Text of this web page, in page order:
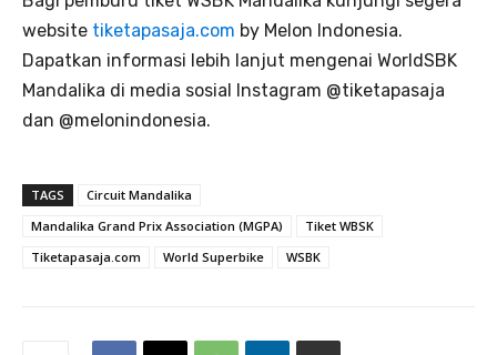
website tiketapasaja.com by Melon Indonesia.
Dapatkan informasi lebih lanjut mengenai WorldSBK
Mandalika di media sosial Instagram @tiketapasaja
dan @melonindonesia.
TAGS
Circuit Mandalika
Mandalika Grand Prix Association (MGPA)
Tiket WBSK
Tiketapasaja.com
World Superbike WSBK